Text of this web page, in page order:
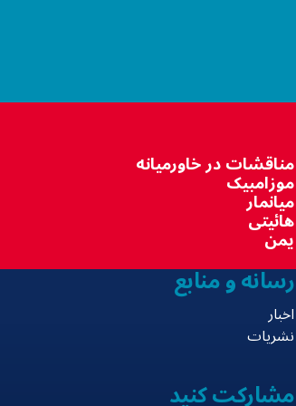
مناقشات در خاورمیانه
موزامبیک
میانمار
هائیتی
یمن
رسانه و منابع
اخبار
نشریات
مشارکت کنید